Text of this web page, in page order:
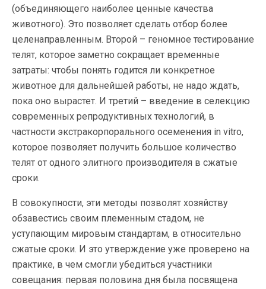
(объединяющего наиболее ценные качества
животного). Это позволяет сделать отбор более
целенаправленным. Второй – геномное тестирование
телят, которое заметно сокращает временные
затраты: чтобы понять годится ли конкретное
животное для дальнейшей работы, не надо ждать,
пока оно вырастет. И третий – введение в селекцию
современных репродуктивных технологий, в
частности экстракорпорального осеменения in vitro,
которое позволяет получить большое количество
телят от одного элитного производителя в сжатые
сроки.
В совокупности, эти методы позволят хозяйству
обзавестись своим племенным стадом, не
уступающим мировым стандартам, в относительно
сжатые сроки. И это утверждение уже проверено на
практике, в чем смогли убедиться участники
совещания: первая половина дня была посвящена